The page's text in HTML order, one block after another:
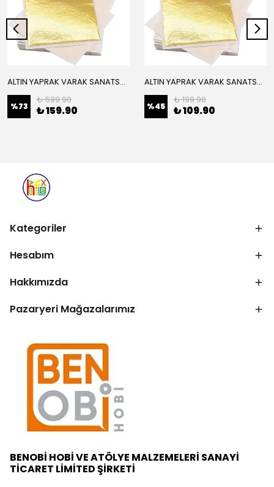
ALTIN YAPRAK VARAK SANATSAL BÜYÜK BOY FOLYO EPOKSİ REÇİNE NAİL ART 16 ADET 14X14 CM ALTIN RENK
%73
₺ 599.90
₺ 159.90
ALTIN YAPRAK VARAK SANATSAL BÜYÜK BOY FOLYO EPOKSİ REÇİNE NAİL ART 8 ADET ALTIN RENK 14X14 CM
%45
₺ 199.90
₺ 109.90
Kategoriler
Hesabım
Hakkımızda
Pazaryeri Mağazalarımız
BENOBİ HOBİ VE ATÖLYE MALZEMELERİ SANAYİ
TİCARET LİMİTED ŞİRKETİ